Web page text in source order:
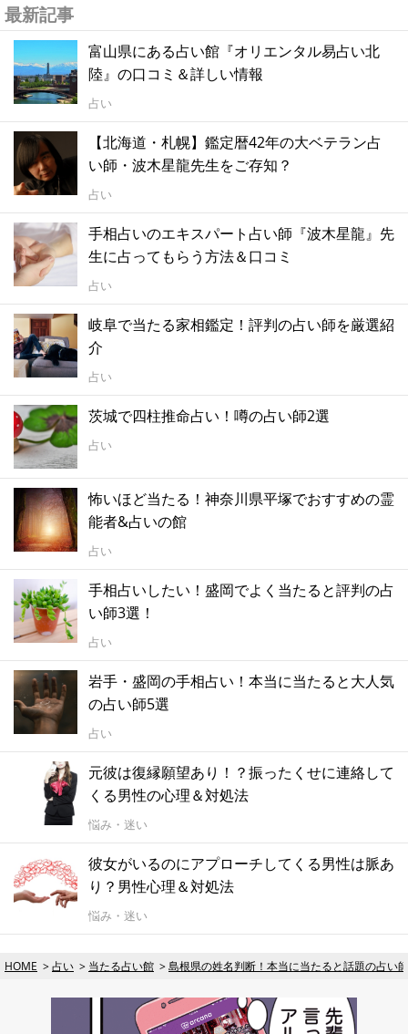
最新記事
富山県にある占い館『オリエンタル易占い北
陸』の口コミ＆詳しい情報
占い
【北海道・札幌】鑑定暦42年の大ベテラン占
い師・波木星龍先生をご存知？
占い
手相占いのエキスパート占い師『波木星龍』先
生に占ってもらう方法＆口コミ
占い
岐阜で当たる家相鑑定！評判の占い師を厳選紹
介
占い
茨城で四柱推命占い！噂の占い師2選
占い
怖いほど当たる！神奈川県平塚でおすすめの霊
能者&占いの館
占い
手相占いしたい！盛岡でよく当たると評判の占
い師3選！
占い
岩手・盛岡の手相占い！本当に当たると大人気
の占い師5選
占い
元彼は復縁願望あり！？振ったくせに連絡して
くる男性の心理＆対処法
悩み・迷い
彼女がいるのにアプローチしてくる男性は脈あ
り？男性心理＆対処法
悩み・迷い
HOME 占い 当たる占い館 島根県の姓名判断！本当に当たると話題の占い